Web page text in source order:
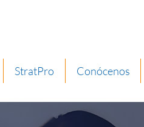
StratPro Conócenos